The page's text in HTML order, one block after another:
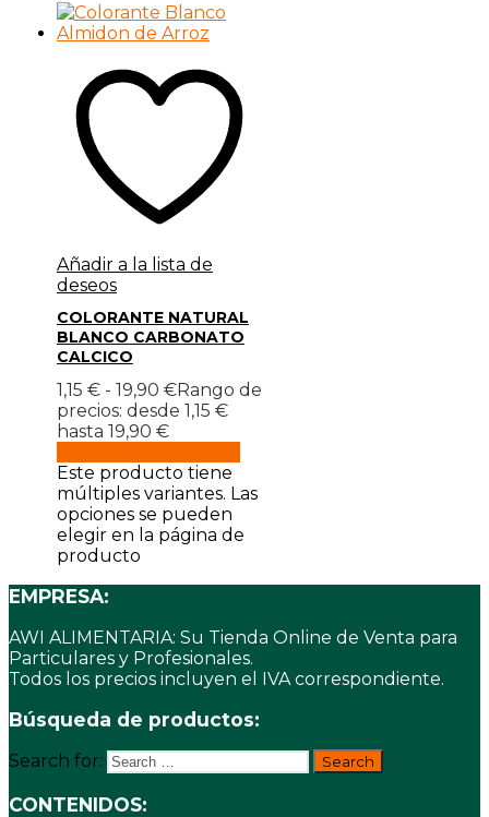
Añadir a la lista de
deseos
COLORANTE NATURAL
BLANCO CARBONATO
CALCICO
1,15 € - 19,90 €Rango de
precios: desde 1,15 €
hasta 19,90 €
Este producto tiene
múltiples variantes. Las
opciones se pueden
elegir en la página de
producto
EMPRESA:
AWI ALIMENTARIA: Su Tienda Online de Venta para
Particulares y Profesionales.
Todos los precios incluyen el IVA correspondiente.
Búsqueda de productos:
Search for:
CONTENIDOS: